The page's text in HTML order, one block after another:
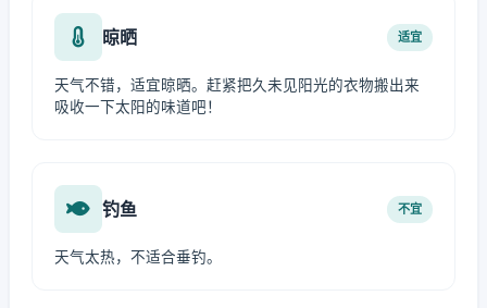
晾晒 适宜
天气不错，适宜晾晒。赶紧把久未见阳光的衣物搬出来
吸收一下太阳的味道吧！
钓鱼 不宜
天气太热，不适合垂钓。